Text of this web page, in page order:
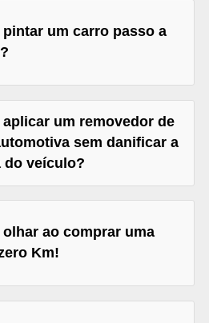
pintar um carro passo a
aplicar um removedor de
sem danificar a
do veículo?
olhar ao comprar uma
Km!